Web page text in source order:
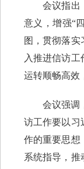
会议指出，
意义，增强“
图，贯彻落
入推进信访
运转顺畅高效
会议强调，
访工作要以习
作的重要思想
系统指导，推